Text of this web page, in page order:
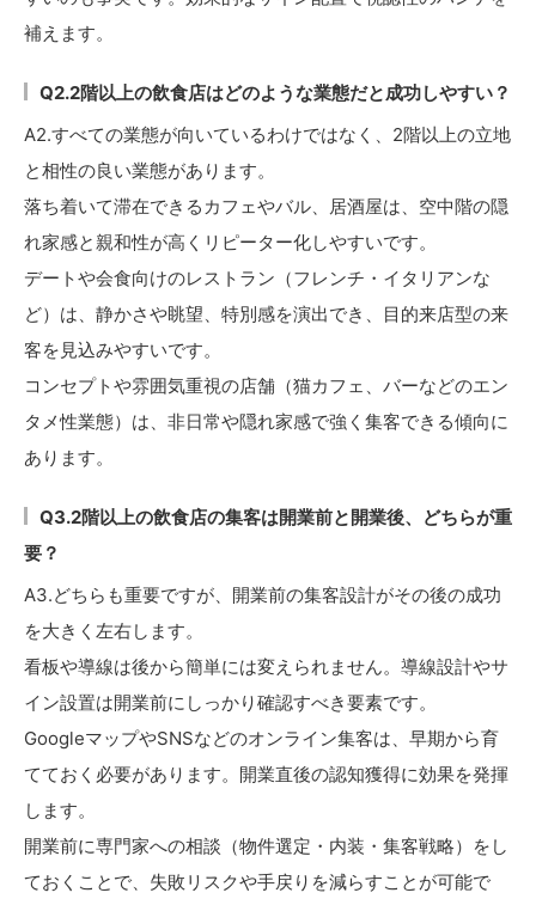
補えます。
Q2.2階以上の飲食店はどのような業態だと成功しやすい？
A2.すべての業態が向いているわけではなく、2階以上の立地
と相性の良い業態があります。
落ち着いて滞在できるカフェやバル、居酒屋は、空中階の隠
れ家感と親和性が高くリピーター化しやすいです。
デートや会食向けのレストラン（フレンチ・イタリアンな
ど）は、静かさや眺望、特別感を演出でき、目的来店型の来
客を見込みやすいです。
コンセプトや雰囲気重視の店舗（猫カフェ、バーなどのエン
タメ性業態）は、非日常や隠れ家感で強く集客できる傾向に
あります。
Q3.2階以上の飲食店の集客は開業前と開業後、どちらが重
要？
A3.どちらも重要ですが、開業前の集客設計がその後の成功
を大きく左右します。
看板や導線は後から簡単には変えられません。導線設計やサ
イン設置は開業前にしっかり確認すべき要素です。
GoogleマップやSNSなどのオンライン集客は、早期から育
てておく必要があります。開業直後の認知獲得に効果を発揮
します。
開業前に専門家への相談（物件選定・内装・集客戦略）をし
ておくことで、失敗リスクや手戻りを減らすことが可能で